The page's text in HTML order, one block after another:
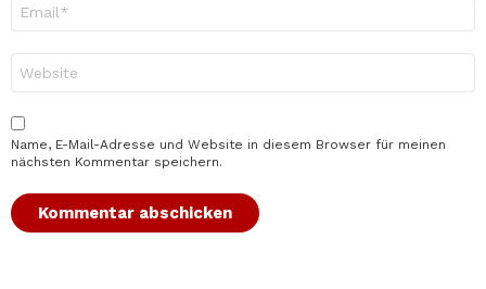
Mail-
Adresse
*
Name, E-Mail-Adresse und Website in diesem Browser für meinen
nächsten Kommentar speichern.